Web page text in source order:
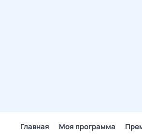
Главная Моя программа